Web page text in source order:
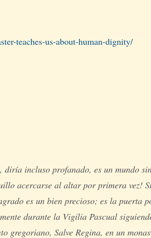
teaches-us-about-human-dignity/
diría incluso profanado, es un mundo
acercarse al altar por primera vez!
es un bien precioso; es la puerta
durante la Vigilia Pascual
gregoriano, Salve Regina, en un